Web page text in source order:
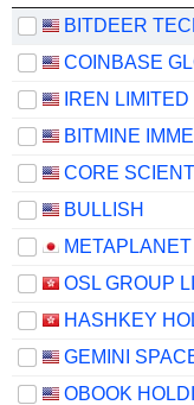
COINBASE
IREN LIMITED
CORE
BULLISH
OSL GROUP
OBOOK